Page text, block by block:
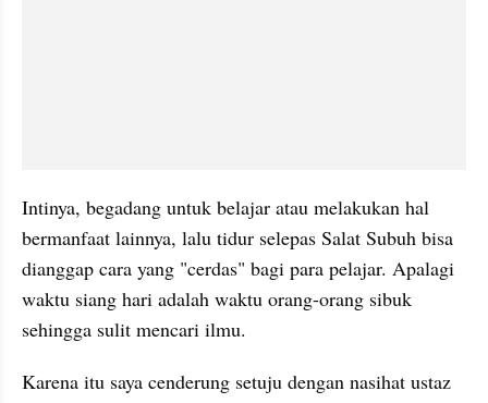
Intinya, begadang untuk belajar atau melakukan hal
bermanfaat lainnya, lalu tidur selepas Salat Subuh bisa
dianggap cara yang "cerdas" bagi para pelajar. Apalagi
waktu siang hari adalah waktu orang-orang sibuk
sehingga sulit mencari ilmu.
Karena itu saya cenderung setuju dengan nasihat ustaz